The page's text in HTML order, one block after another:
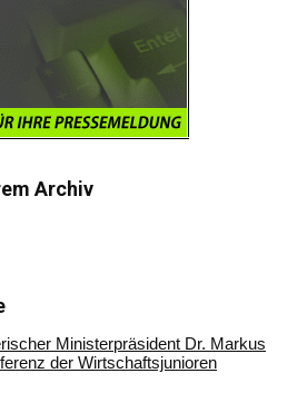
Archiv
Ministerpräsident Dr. Markus
der Wirtschaftsjunioren